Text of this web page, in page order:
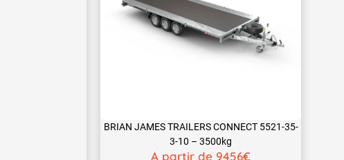
BRIAN JAMES TRAILERS CONNECT 5521-35-
3-10 – 3500kg
A partir de 9456€